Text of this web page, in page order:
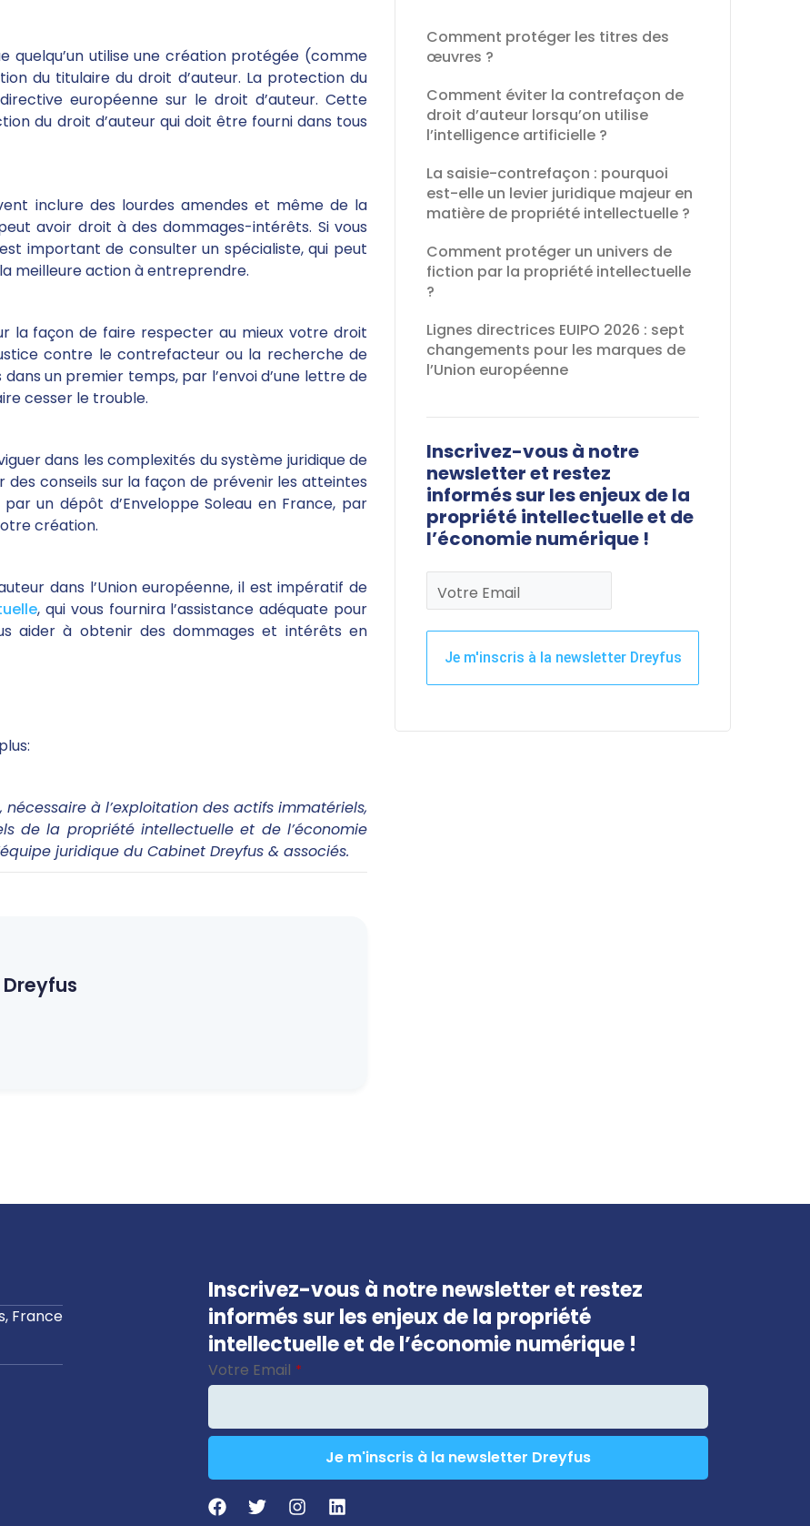
quelqu’un utilise une création protégée (comme
du titulaire du droit d’auteur. La protection du
européenne sur le droit d’auteur. Cette
du droit d’auteur qui doit être fourni dans tous
inclure des lourdes amendes et même de la
avoir droit à des dommages-intérêts. Si vous
important de consulter un spécialiste, qui peut
meilleure action à entreprendre.
la façon de faire respecter au mieux votre droit
contre le contrefacteur ou la recherche de
un premier temps, par l’envoi d’une lettre de
cesser le trouble.
dans les complexités du système juridique de
des conseils sur la façon de prévenir les atteintes
un dépôt d’Enveloppe Soleau en France, par
création.
dans l’Union européenne, il est impératif de
, qui vous fournira l’assistance adéquate pour
aider à obtenir des dommages et intérêts en
nécessaire à l’exploitation des actifs immatériels,
de la propriété intellectuelle et de l’économie
juridique du Cabinet Dreyfus & associés.
Dreyfus
vide
Comment protéger les titres des
œuvres ?
Comment éviter la contrefaçon de
droit d’auteur lorsqu’on utilise
l’intelligence artificielle ?
La saisie-contrefaçon : pourquoi
est-elle un levier juridique majeur en
matière de propriété intellectuelle ?
Comment protéger un univers de
fiction par la propriété intellectuelle
?
Lignes directrices EUIPO 2026 : sept
changements pour les marques de
l’Union européenne
Inscrivez-vous à notre
newsletter et restez
informés sur les enjeux de la
propriété intellectuelle et de
l’économie numérique !
Votre Email
Je m'inscris à la newsletter Dreyfus
France
Inscrivez-vous à notre newsletter et restez
informés sur les enjeux de la propriété
intellectuelle et de l’économie numérique !
Votre Email *
Je m'inscris à la newsletter Dreyfus
Website